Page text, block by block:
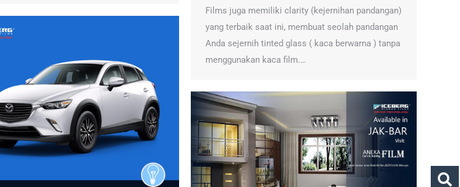
Films juga memiliki clarity (kejernihan pandangan)
yang terbaik saat ini, membuat seolah pandangan
Anda sejernih tinted glass ( kaca berwarna ) tanpa
menggunakan kaca film.…